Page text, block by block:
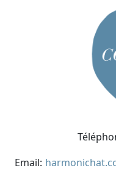
Email: